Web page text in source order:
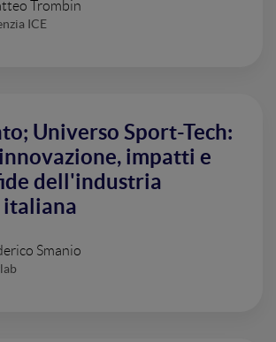
Trombin
ICE
Universo Sport-Tech:
impatti e
dell'industria
Smanio